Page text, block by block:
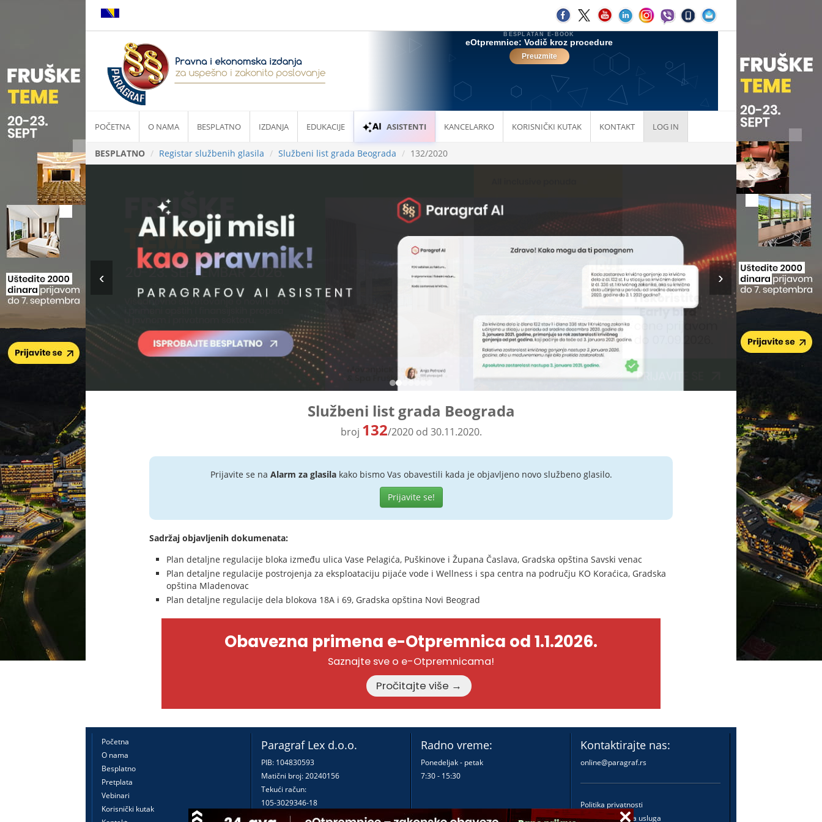
POČETNA O NAMA BESPLATNO IZDANJA EDUKACIJE ASISTENTI KANCELARKO KORISNIČKI KUTAK KONTAKT LOG IN
BESPLATNO Registar službenih glasila Službeni list grada Beograda 132/2020
Službeni list grada Beograda
broj 132/2020 od 30.11.2020.
Prijavite se na Alarm za glasilakako bismo Vas obavestili kada je objavljeno novo službeno glasilo.
Prijavite se!
Sadržaj objavljenih dokumenata:
Plan detaljne regulacije bloka između ulica Vase Pelagića, Puškinove i Župana Časlava, Gradska opština Savski venac
Plan detaljne regulacije postrojenja za eksploataciju pijaće vode i Wellness i spa centra na području KO Koraćica, Gradska
opština Mladenovac
Plan detaljne regulacije dela blokova 18A i 69, Gradska opština Novi Beograd
Obavezna primena e-Otpremnica od 1.1.2026.
Saznajte sve o e-Otpremnicama!
Pročitajte više →
Početna
O nama
Besplatno
Pretplata
Vebinari
Korisnički kutak
Paragraf Lex d.o.o.
PIB: 104830593
Matični broj: 20240156
Tekući račun:
105-3029346-18
160-0000000380290-23
Radno vreme:
Ponedeljak - petak
7:30 - 15:30
Kontaktirajte nas:
online@paragraf.rs
Politika privatnosti
Politika pružanja usluga